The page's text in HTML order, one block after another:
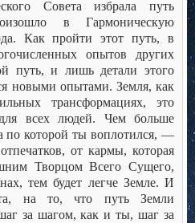
Совета избрала путь
в Гармоническую
Как пройти этот путь, в
опытов других
путь, и лишь детали этого
новыми опытами. Земля, как
трансформациях, это
всех людей. Чем больше
которой ты воплотился, —
от кармы, которая
Творцом Всего Сущего,
тем будет легче Земле. И
на то, что путь Земли
за шагом, как и ты, шаг за